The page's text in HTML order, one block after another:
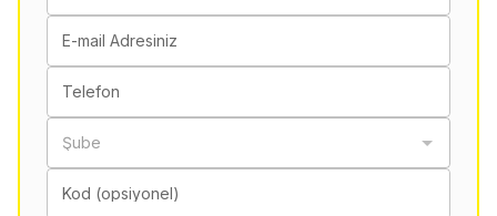
E-mail Adresiniz
Telefon
Şube
Kod (opsiyonel)